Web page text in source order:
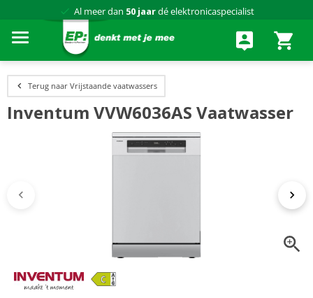
Al meer dan 50 jaardé elektronicaspecialist
Terug naar Vrijstaande vaatwassers
Inventum VVW6036AS Vaatwasser